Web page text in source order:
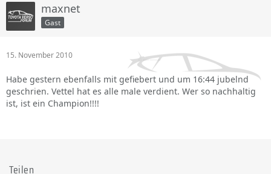
maxnet
Gast
15. November 2010
Habe gestern ebenfalls mit gefiebert und um 16:44 jubelnd
geschrien. Vettel hat es alle male verdient. Wer so nachhaltig
ist, ist ein Champion!!!!
Teilen